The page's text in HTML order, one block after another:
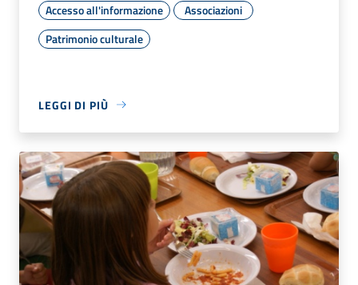
Accesso all'informazione
Associazioni
Patrimonio culturale
LEGGI DI PIÙ